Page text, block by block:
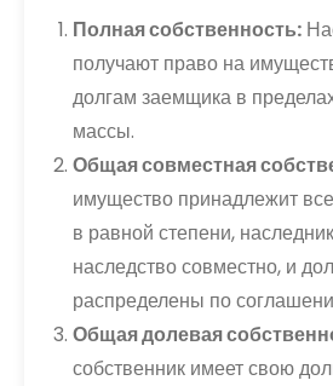
Полная собственность:
получают право на
долгам заемщика в
массы.
Общая совместная
имущество принадлежит
в равной степени,
наследство совместно, и
распределены по
Общая долевая
собственник имеет свою